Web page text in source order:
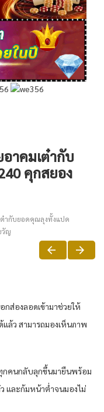
าคมเต๋ากับ
คุกสยอง
ต๋ากับยอดคุณลุงทั้งแปด
วัญ
กส่องลอดเข้ามาช่วยให้
ล้ว สามารถมองเห็นภาพ
กคนกลับลุกขึ้นมายืนพร้อม
และก้มหน้าต่ำจนมองไม่